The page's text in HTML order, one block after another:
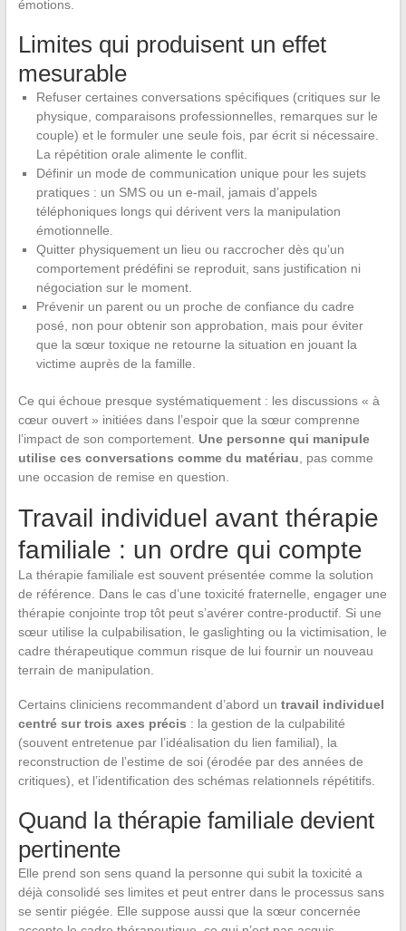
émotions.
Limites qui produisent un effet
mesurable
Refuser certaines conversations spécifiques (critiques sur le
physique, comparaisons professionnelles, remarques sur le
couple) et le formuler une seule fois, par écrit si nécessaire.
La répétition orale alimente le conflit.
Définir un mode de communication unique pour les sujets
pratiques : un SMS ou un e-mail, jamais d’appels
téléphoniques longs qui dérivent vers la manipulation
émotionnelle.
Quitter physiquement un lieu ou raccrocher dès qu’un
comportement prédéfini se reproduit, sans justification ni
négociation sur le moment.
Prévenir un parent ou un proche de confiance du cadre
posé, non pour obtenir son approbation, mais pour éviter
que la sœur toxique ne retourne la situation en jouant la
victime auprès de la famille.
Ce qui échoue presque systématiquement : les discussions « à
cœur ouvert » initiées dans l’espoir que la sœur comprenne
l’impact de son comportement. Une personne qui manipule
utilise ces conversations comme du matériau , pas comme
une occasion de remise en question.
Travail individuel avant thérapie
familiale : un ordre qui compte
La thérapie familiale est souvent présentée comme la solution
de référence. Dans le cas d’une toxicité fraternelle, engager une
thérapie conjointe trop tôt peut s’avérer contre-productif. Si une
sœur utilise la culpabilisation, le gaslighting ou la victimisation, le
cadre thérapeutique commun risque de lui fournir un nouveau
terrain de manipulation.
Certains cliniciens recommandent d’abord un travail individuel
centré sur trois axes précis : la gestion de la culpabilité
(souvent entretenue par l’idéalisation du lien familial), la
reconstruction de l’estime de soi (érodée par des années de
critiques), et l’identification des schémas relationnels répétitifs.
Quand la thérapie familiale devient
pertinente
Elle prend son sens quand la personne qui subit la toxicité a
déjà consolidé ses limites et peut entrer dans le processus sans
se sentir piégée. Elle suppose aussi que la sœur concernée